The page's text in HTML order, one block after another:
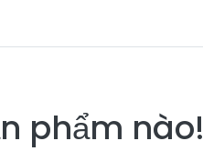
phẩm nào!